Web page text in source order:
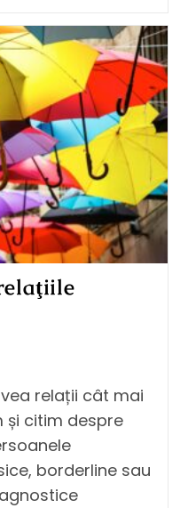
relații cât mai
citim despre
borderline sau